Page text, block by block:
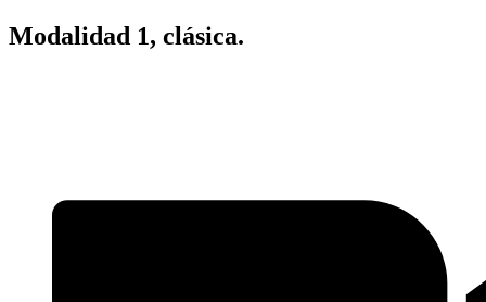
Modalidad 1, clásica.